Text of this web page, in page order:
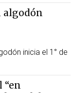
algodón
inicia el 1° de
“en